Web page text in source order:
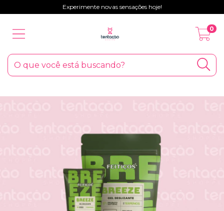
Experimente novas sensações hoje!
0